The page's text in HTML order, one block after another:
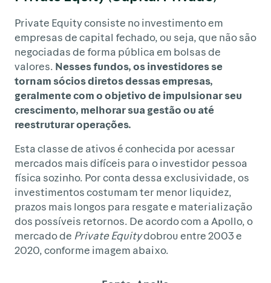
Private Equity consiste no investimento em
empresas de capital fechado, ou seja, que não são
negociadas de forma pública em bolsas de
valores. Nesses fundos, os investidores se
tornam sócios diretos dessas empresas,
geralmente com o objetivo de impulsionar seu
crescimento, melhorar sua gestão ou até
reestruturar operações.
Esta classe de ativos é conhecida por acessar
mercados mais difíceis para o investidor pessoa
física sozinho. Por conta dessa exclusividade, os
investimentos costumam ter menor liquidez,
prazos mais longos para resgate e materialização
dos possíveis retornos. De acordo com a Apollo, o
mercado de Private Equitydobrou entre 2003 e
2020, conforme imagem abaixo.